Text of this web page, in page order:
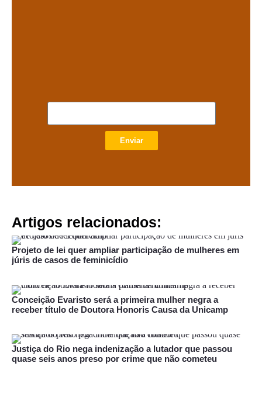
Enviar
Artigos relacionados:
Projeto de lei quer ampliar participação de mulheres em
júris de casos de feminicídio
Conceição Evaristo será a primeira mulher negra a
receber título de Doutora Honoris Causa da Unicamp
Justiça do Rio nega indenização a lutador que passou
quase seis anos preso por crime que não cometeu